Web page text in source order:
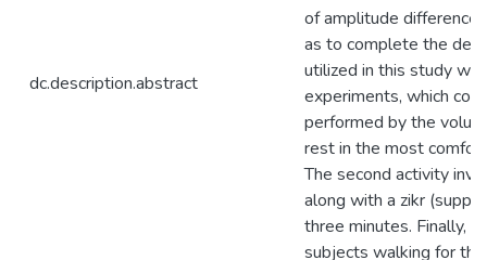
dc.description.abstract
of amplitude
as to complete the
utilized in this study
experiments, which
performed by the
rest in the most
The second activity
along with a zikr
three minutes. Finally,
subjects walking for